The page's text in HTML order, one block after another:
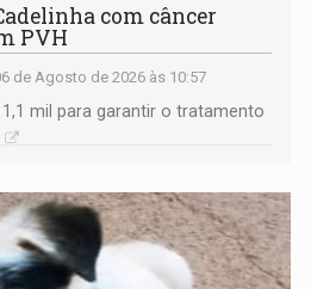
com câncer
PVH
de Agosto de 2026 às 10:57
mil para garantir o tratamento